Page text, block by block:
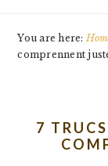
You are here:
comprennent
7